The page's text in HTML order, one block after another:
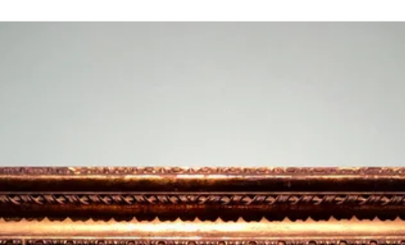
Det som gjør dette maleriet så